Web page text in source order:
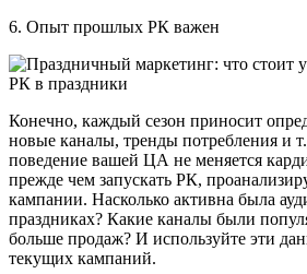
6. Опыт прошлых РК важен
Конечно, каждый сезон приносит
новые каналы, тренды потребления и
поведение вашей ЦА не меняется
прежде чем запускать РК,
кампании. Насколько активна была
праздниках? Какие каналы были
больше продаж? И используйте эти
текущих кампаний.